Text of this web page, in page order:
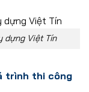
dựng Việt Tín
trình thi công